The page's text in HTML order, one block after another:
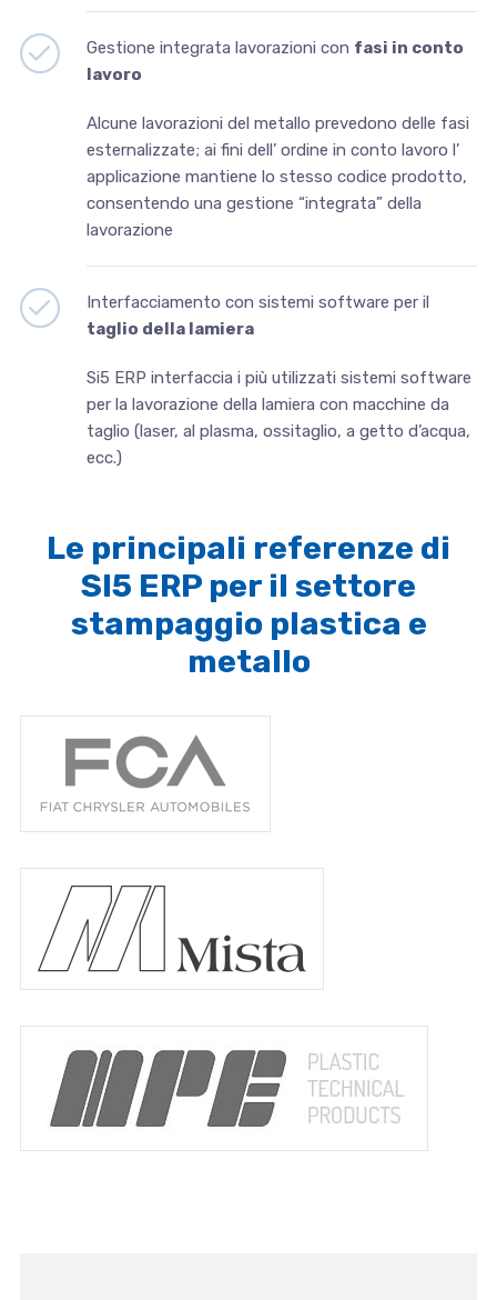
Gestione integrata lavorazioni con fasi in conto
lavoro
Alcune lavorazioni del metallo prevedono delle fasi
esternalizzate; ai fini dell’ ordine in conto lavoro l’
applicazione mantiene lo stesso codice prodotto,
consentendo una gestione “integrata” della
lavorazione
Interfacciamento con sistemi software per il
taglio della lamiera
Si5 ERP interfaccia i più utilizzati sistemi software
per la lavorazione della lamiera con macchine da
taglio (laser, al plasma, ossitaglio, a getto d’acqua,
ecc.)
Le principali referenze di
SI5 ERP per il settore
stampaggio plastica e
metallo